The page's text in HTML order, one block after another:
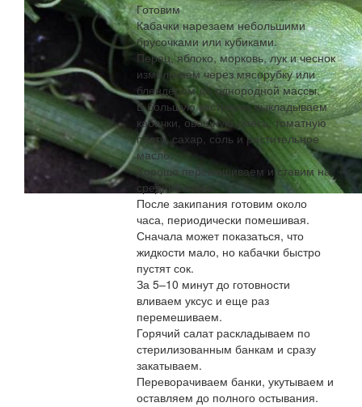
Готовим
Кабачки нарезаем небольшими
брусочками или кубиками.
Перец, яблоко, морковь, лук и чеснок
измельчаем через мясорубку или
блендером до однородной массы.
В большую кастрюлю выкладываем
кабачки, овощную смесь, томатную
пасту, сахар, соль и растительное
масло.
Хорошо перемешиваем и ставим на
средний огонь.
После закипания готовим около
часа, периодически помешивая.
Сначала может показаться, что
жидкости мало, но кабачки быстро
пустят сок.
За 5–10 минут до готовности
вливаем уксус и еще раз
перемешиваем.
Горячий салат раскладываем по
стерилизованным банкам и сразу
закатываем.
Переворачиваем банки, укутываем и
оставляем до полного остывания.